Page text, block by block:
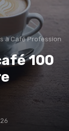
à Café
100